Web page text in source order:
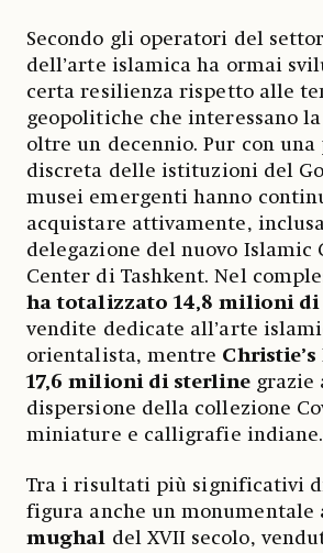
Secondo gli operatori del
dell’arte islamica ha ormai
certa resilienza rispetto alle
geopolitiche che interessano
oltre un decennio. Pur con una
discreta delle istituzioni del
musei emergenti hanno
acquistare attivamente,
delegazione del nuovo Islamic
Center di Tashkent. Nel
ha totalizzato 14,8 milioni di
vendite dedicate all’arte
orientalista, mentre
17,6 milioni di sterline grazie
dispersione della collezione
miniature e calligrafie indiane.
Tra i risultati più significativi di
figura anche un monumentale
mughal del XVII secolo,